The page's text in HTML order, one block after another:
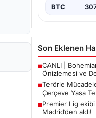
BTC
Son Eklenen
■CANLI |
Önizlemesi ve
■Terörle
Çerçeve Yasa
■Premier Lig
Madrid’den aldı!